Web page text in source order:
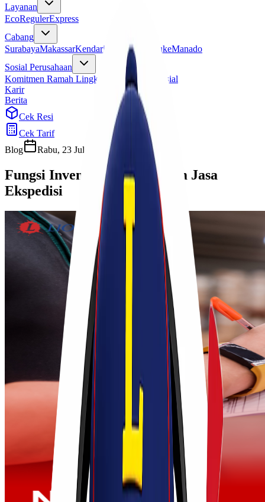
Layanan
EcoRegulerExpress
Cabang
SurabayaMakassarKendari Jayapura MeraukeManado
Sosial Perusahaan
Komitmen Ramah Lingkungan
Program Sosial
Karir
Berita
Cek Resi
Cek Tarif
Blog
Rabu, 23 Juli 2025
Fungsi Inventory Card Dalam Jasa
Ekspedisi